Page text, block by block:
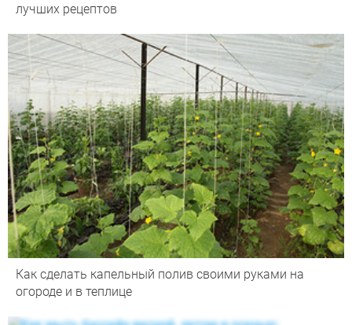
лучших рецептов
Как сделать капельный полив своими руками на
огороде и в теплице